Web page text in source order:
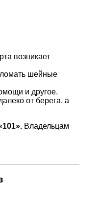
возникает
шейные
и другое.
от берега, а
Владельцам